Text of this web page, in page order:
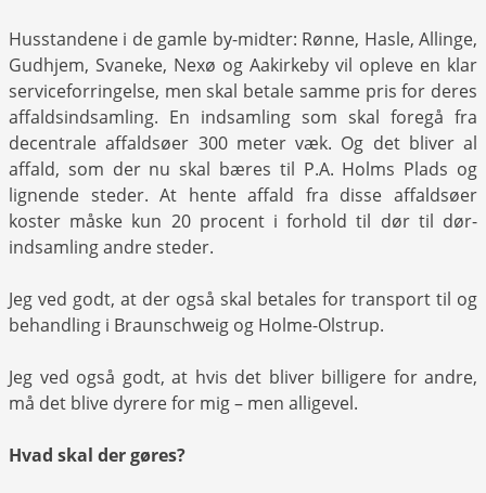
Husstandene i de gamle by-midter: Rønne, Hasle, Allinge,
Gudhjem, Svaneke, Nexø og Aakirkeby vil opleve en klar
serviceforringelse, men skal betale samme pris for deres
affaldsindsamling. En indsamling som skal foregå fra
decentrale affaldsøer 300 meter væk. Og det bliver al
affald, som der nu skal bæres til P.A. Holms Plads og
lignende steder. At hente affald fra disse affaldsøer
koster måske kun 20 procent i forhold til dør til dør-
indsamling andre steder.
Jeg ved godt, at der også skal betales for transport til og
behandling i Braunschweig og Holme-Olstrup.
Jeg ved også godt, at hvis det bliver billigere for andre,
må det blive dyrere for mig – men alligevel.
Hvad skal der gøres?